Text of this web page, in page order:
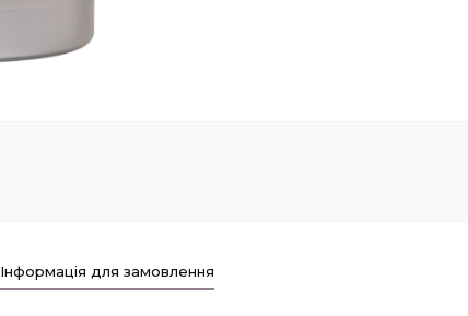
Інформація для замовлення